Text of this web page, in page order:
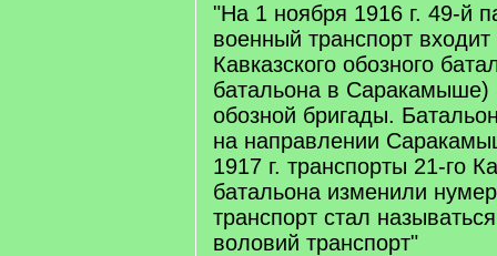
"На 1 ноября 1916 г. 49-й
военный транспорт входит
Кавказского обозного
батальона в Саракамыше)
обозной бригады.
на направлении
1917 г. транспорты 21-го
батальона изменили
транспорт стал
воловий транспорт"